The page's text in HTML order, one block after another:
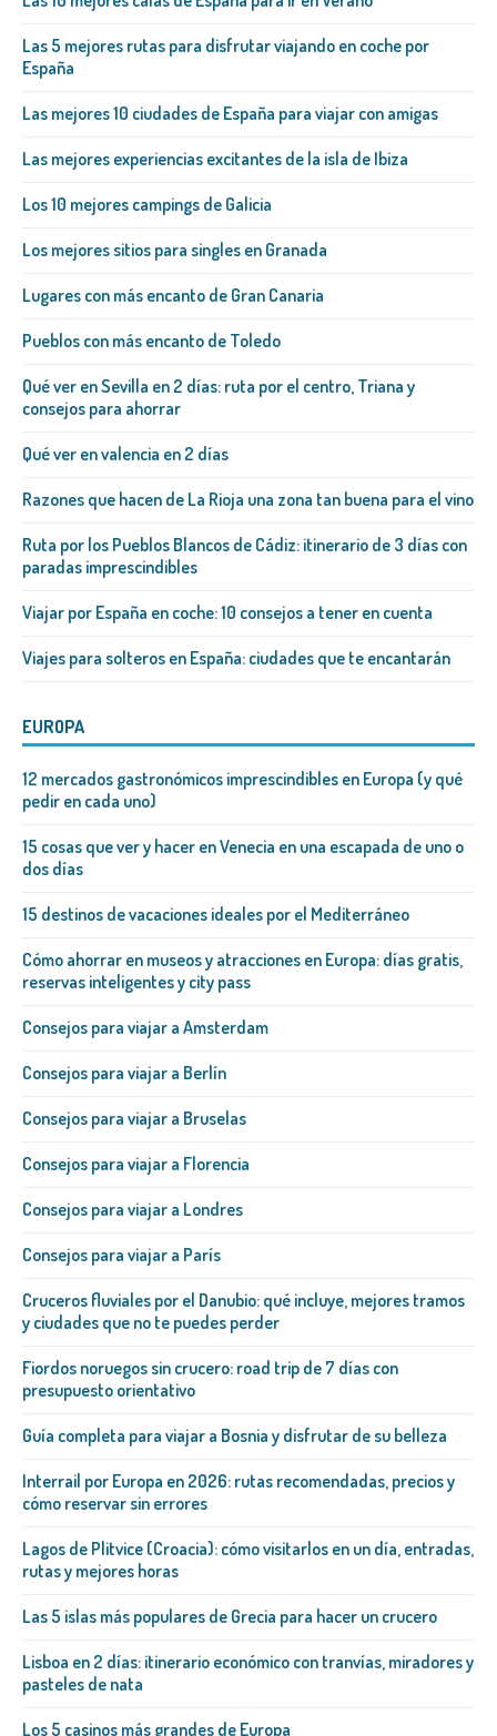
Las 5 mejores rutas para disfrutar viajando en coche por
España
Las mejores 10 ciudades de España para viajar con amigas
Las mejores experiencias excitantes de la isla de Ibiza
Los 10 mejores campings de Galicia
Los mejores sitios para singles en Granada
Lugares con más encanto de Gran Canaria
Pueblos con más encanto de Toledo
Qué ver en Sevilla en 2 días: ruta por el centro, Triana y
consejos para ahorrar
Qué ver en valencia en 2 días
Razones que hacen de La Rioja una zona tan buena para el vino
Ruta por los Pueblos Blancos de Cádiz: itinerario de 3 días con
paradas imprescindibles
Viajar por España en coche: 10 consejos a tener en cuenta
Viajes para solteros en España: ciudades que te encantarán
EUROPA
12 mercados gastronómicos imprescindibles en Europa (y qué
pedir en cada uno)
15 cosas que ver y hacer en Venecia en una escapada de uno o
dos días
15 destinos de vacaciones ideales por el Mediterráneo
Cómo ahorrar en museos y atracciones en Europa: días gratis,
reservas inteligentes y city pass
Consejos para viajar a Amsterdam
Consejos para viajar a Berlín
Consejos para viajar a Bruselas
Consejos para viajar a Florencia
Consejos para viajar a Londres
Consejos para viajar a París
Cruceros fluviales por el Danubio: qué incluye, mejores tramos
y ciudades que no te puedes perder
Fiordos noruegos sin crucero: road trip de 7 días con
presupuesto orientativo
Guía completa para viajar a Bosnia y disfrutar de su belleza
Interrail por Europa en 2026: rutas recomendadas, precios y
cómo reservar sin errores
Lagos de Plitvice (Croacia): cómo visitarlos en un día, entradas,
rutas y mejores horas
Las 5 islas más populares de Grecia para hacer un crucero
Lisboa en 2 días: itinerario económico con tranvías, miradores y
pasteles de nata
Los 5 casinos más grandes de Europa